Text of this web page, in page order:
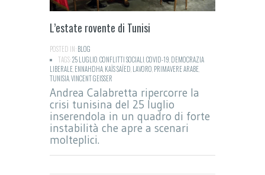
L’estate rovente di Tunisi
POSTED IN:BLOG
TAGS:25 LUGLIO CONFLITTI SOCIALI COVID-19 DEMOCRAZIA
LIBERALE ENNAHDHA KAÏS SAÏED LAVORO PRIMAVERE ARABE
TUNISIAVINCENT GEISSER
Andrea Calabretta ripercorre la
crisi tunisina del 25 luglio
inserendola in un quadro di forte
instabilità che apre a scenari
molteplici.